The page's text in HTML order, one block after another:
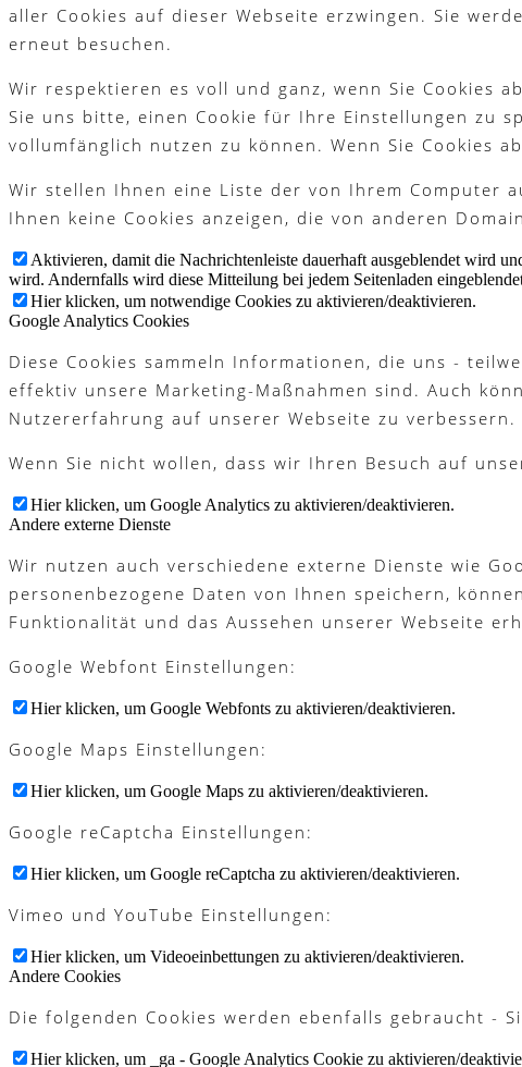
aller Cookies auf dieser Webseite erzwingen. Sie
erneut besuchen.
Wir respektieren es voll und ganz, wenn Sie Cookies
Sie uns bitte, einen Cookie für Ihre Einstellungen zu
vollumfänglich nutzen zu können. Wenn Sie Cookies
Wir stellen Ihnen eine Liste der von Ihrem Computer
Ihnen keine Cookies anzeigen, die von anderen
Aktivieren, damit die Nachrichtenleiste dauerhaft ausgeblendet wird
wird. Andernfalls wird diese Mitteilung bei jedem Seitenladen
Hier klicken, um notwendige Cookies zu aktivieren/deaktivieren.
Google Analytics Cookies
Diese Cookies sammeln Informationen, die uns -
effektiv unsere Marketing-Maßnahmen sind. Auch
Nutzererfahrung auf unserer Webseite zu verbessern.
Wenn Sie nicht wollen, dass wir Ihren Besuch auf
Hier klicken, um Google Analytics zu aktivieren/deaktivieren.
Andere externe Dienste
Wir nutzen auch verschiedene externe Dienste wie
personenbezogene Daten von Ihnen speichern,
Funktionalität und das Aussehen unserer Webseite
Google Webfont Einstellungen:
Hier klicken, um Google Webfonts zu aktivieren/deaktivieren.
Google Maps Einstellungen:
Hier klicken, um Google Maps zu aktivieren/deaktivieren.
Google reCaptcha Einstellungen:
Hier klicken, um Google reCaptcha zu aktivieren/deaktivieren.
Vimeo und YouTube Einstellungen:
Hier klicken, um Videoeinbettungen zu aktivieren/deaktivieren.
Andere Cookies
Die folgenden Cookies werden ebenfalls gebraucht -
Hier klicken, um _ga - Google Analytics Cookie zu aktivieren/